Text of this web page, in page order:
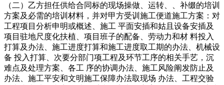
（二）乙方担任供给合同标的现场操做、运转、、补缀的培训
方案及必需的培训材料，并对甲方受训施工便道施工方案：对
工程项目分析申明或概述、施工 平面安插和姑且设备安插及
项目驻地尺度化扶植、项目班子的配备、劳动力和材 料投入
打算及办法、施工进度打算和施工进度取工期的办法、机械设
备 投入打算、次要分部门项工程及环节工序的相关手艺，沉
难点及处理方案、各工 序的协调办法、施工风险阐发防止及
办法、施工平安和文明施工保障办法取现场 办法、工程交验